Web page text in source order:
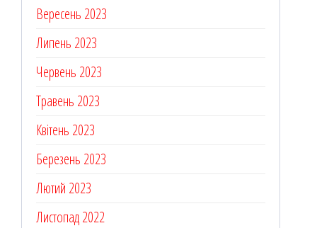
Вересень 2023
Липень 2023
Червень 2023
Травень 2023
Квітень 2023
Березень 2023
Лютий 2023
Листопад 2022